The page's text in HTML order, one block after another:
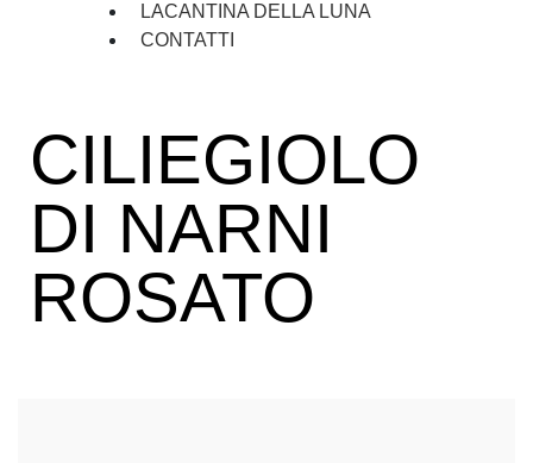
LACANTINA DELLA LUNA
CONTATTI
CILIEGIOLO
DI NARNI
ROSATO